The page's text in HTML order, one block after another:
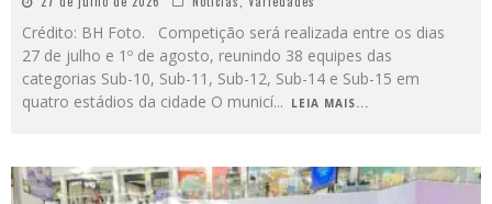
Crédito: BH Foto. Competição será realizada entre os dias
27 de julho e 1º de agosto, reunindo 38 equipes das
categorias Sub-10, Sub-11, Sub-12, Sub-14 e Sub-15 em
quatro estádios da cidade O municí... LEIA MAIS...